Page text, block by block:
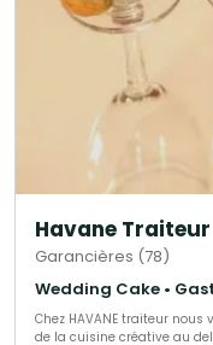
Havane Traiteur
Garancières (78)
Chez HAVANE traiteur
de la cuisine créative au